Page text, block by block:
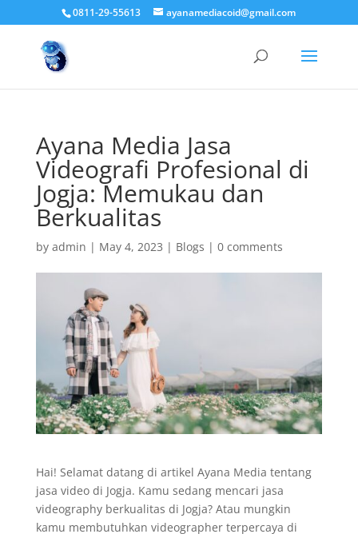
0811-29-55613 ayanamediacoid@gmail.com
Ayana Media Jasa
Videografi Profesional di
Jogja: Memukau dan
Berkualitas
by admin | May 4, 2023 | Blogs | 0 comments
Hai! Selamat datang di artikel Ayana Media tentang
jasa video di Jogja. Kamu sedang mencari jasa
videography berkualitas di Jogja? Atau mungkin
kamu membutuhkan videographer terpercaya di